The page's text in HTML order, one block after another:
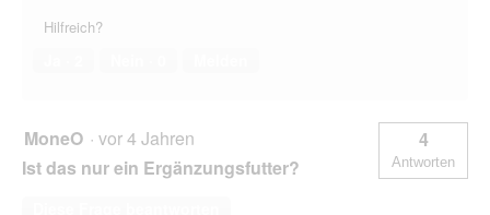
Hilfreich?
MoneO · vor 4 Jahren
Ist das nur ein Ergänzungsfutter?
4
Antworten